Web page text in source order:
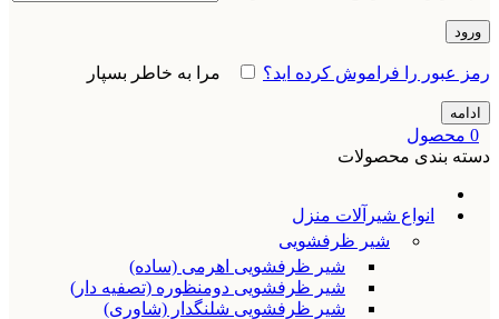
ورود
رمز عبور را فراموش کرده اید؟ مرا به خاطر بسپار
ادامه
0 محصول
دسته بندی محصولات
انواع شیرآلات منزل
شیر ظرفشویی
شیر ظرفشویی اهرمی (ساده)
شیر ظرفشویی دومنظوره (تصفیه دار)
شیر ظرفشویی شلنگدار (شاوری)